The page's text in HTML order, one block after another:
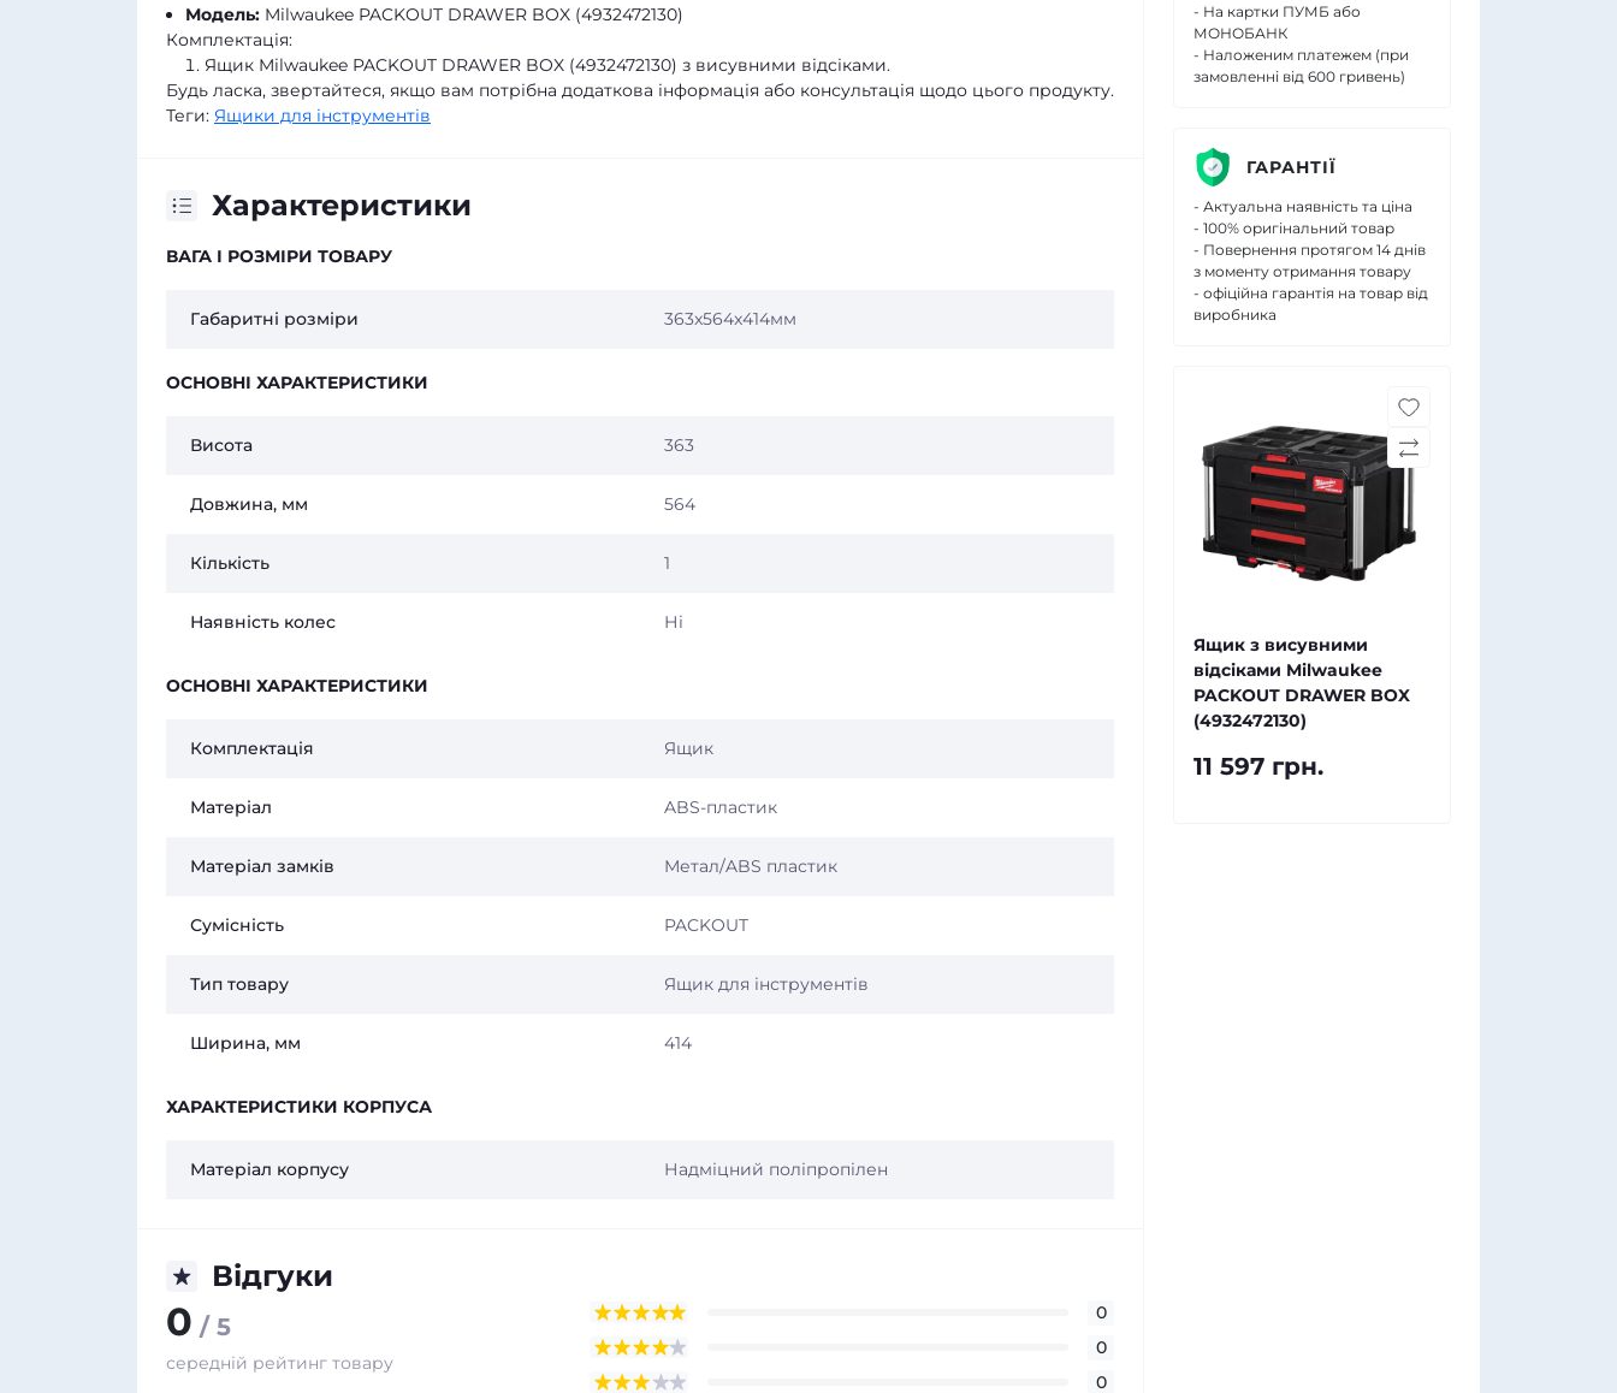
Модель: Milwaukee PACKOUT DRAWER BOX (4932472130)
Комплектація:
Ящик Milwaukee PACKOUT DRAWER BOX (4932472130) з висувними відсіками.
Будь ласка, звертайтеся, якщо вам потрібна додаткова інформація або консультація щодо цього продукту.
Теги: Ящики для інструментів
Характеристики
ВАГА І РОЗМІРИ ТОВАРУ
Габаритні розміри 363x564x414мм
ОСНОВНІ ХАРАКТЕРИСТИКИ
Висота 363
Довжина, мм 564
Кількість 1
Наявність колес Ні
ОСНОВНІ ХАРАКТЕРИСТИКИ
Комплектація Ящик
Матеріал ABS-пластик
Матеріал замків Метал/ABS пластик
Сумісність PACKOUT
Тип товару Ящик для інструментів
Ширина, мм 414
ХАРАКТЕРИСТИКИ КОРПУСА
Матеріал корпусу Надміцний поліпропілен
Відгуки
0 / 5
середній рейтинг товару
0
0
0
- На картки ПУМБ або
МОНОБАНК
- Наложеним платежем (при
замовленні від 600 гривень)
ГАРАНТІЇ
- Актуальна наявність та ціна
- 100% оригінальний товар
- Повернення протягом 14 днів
з моменту отримання товару
- офіційна гарантія на товар від
виробника
Ящик з висувними
відсіками Milwaukee
PACKOUT DRAWER BOX
(4932472130)
11 597 грн.